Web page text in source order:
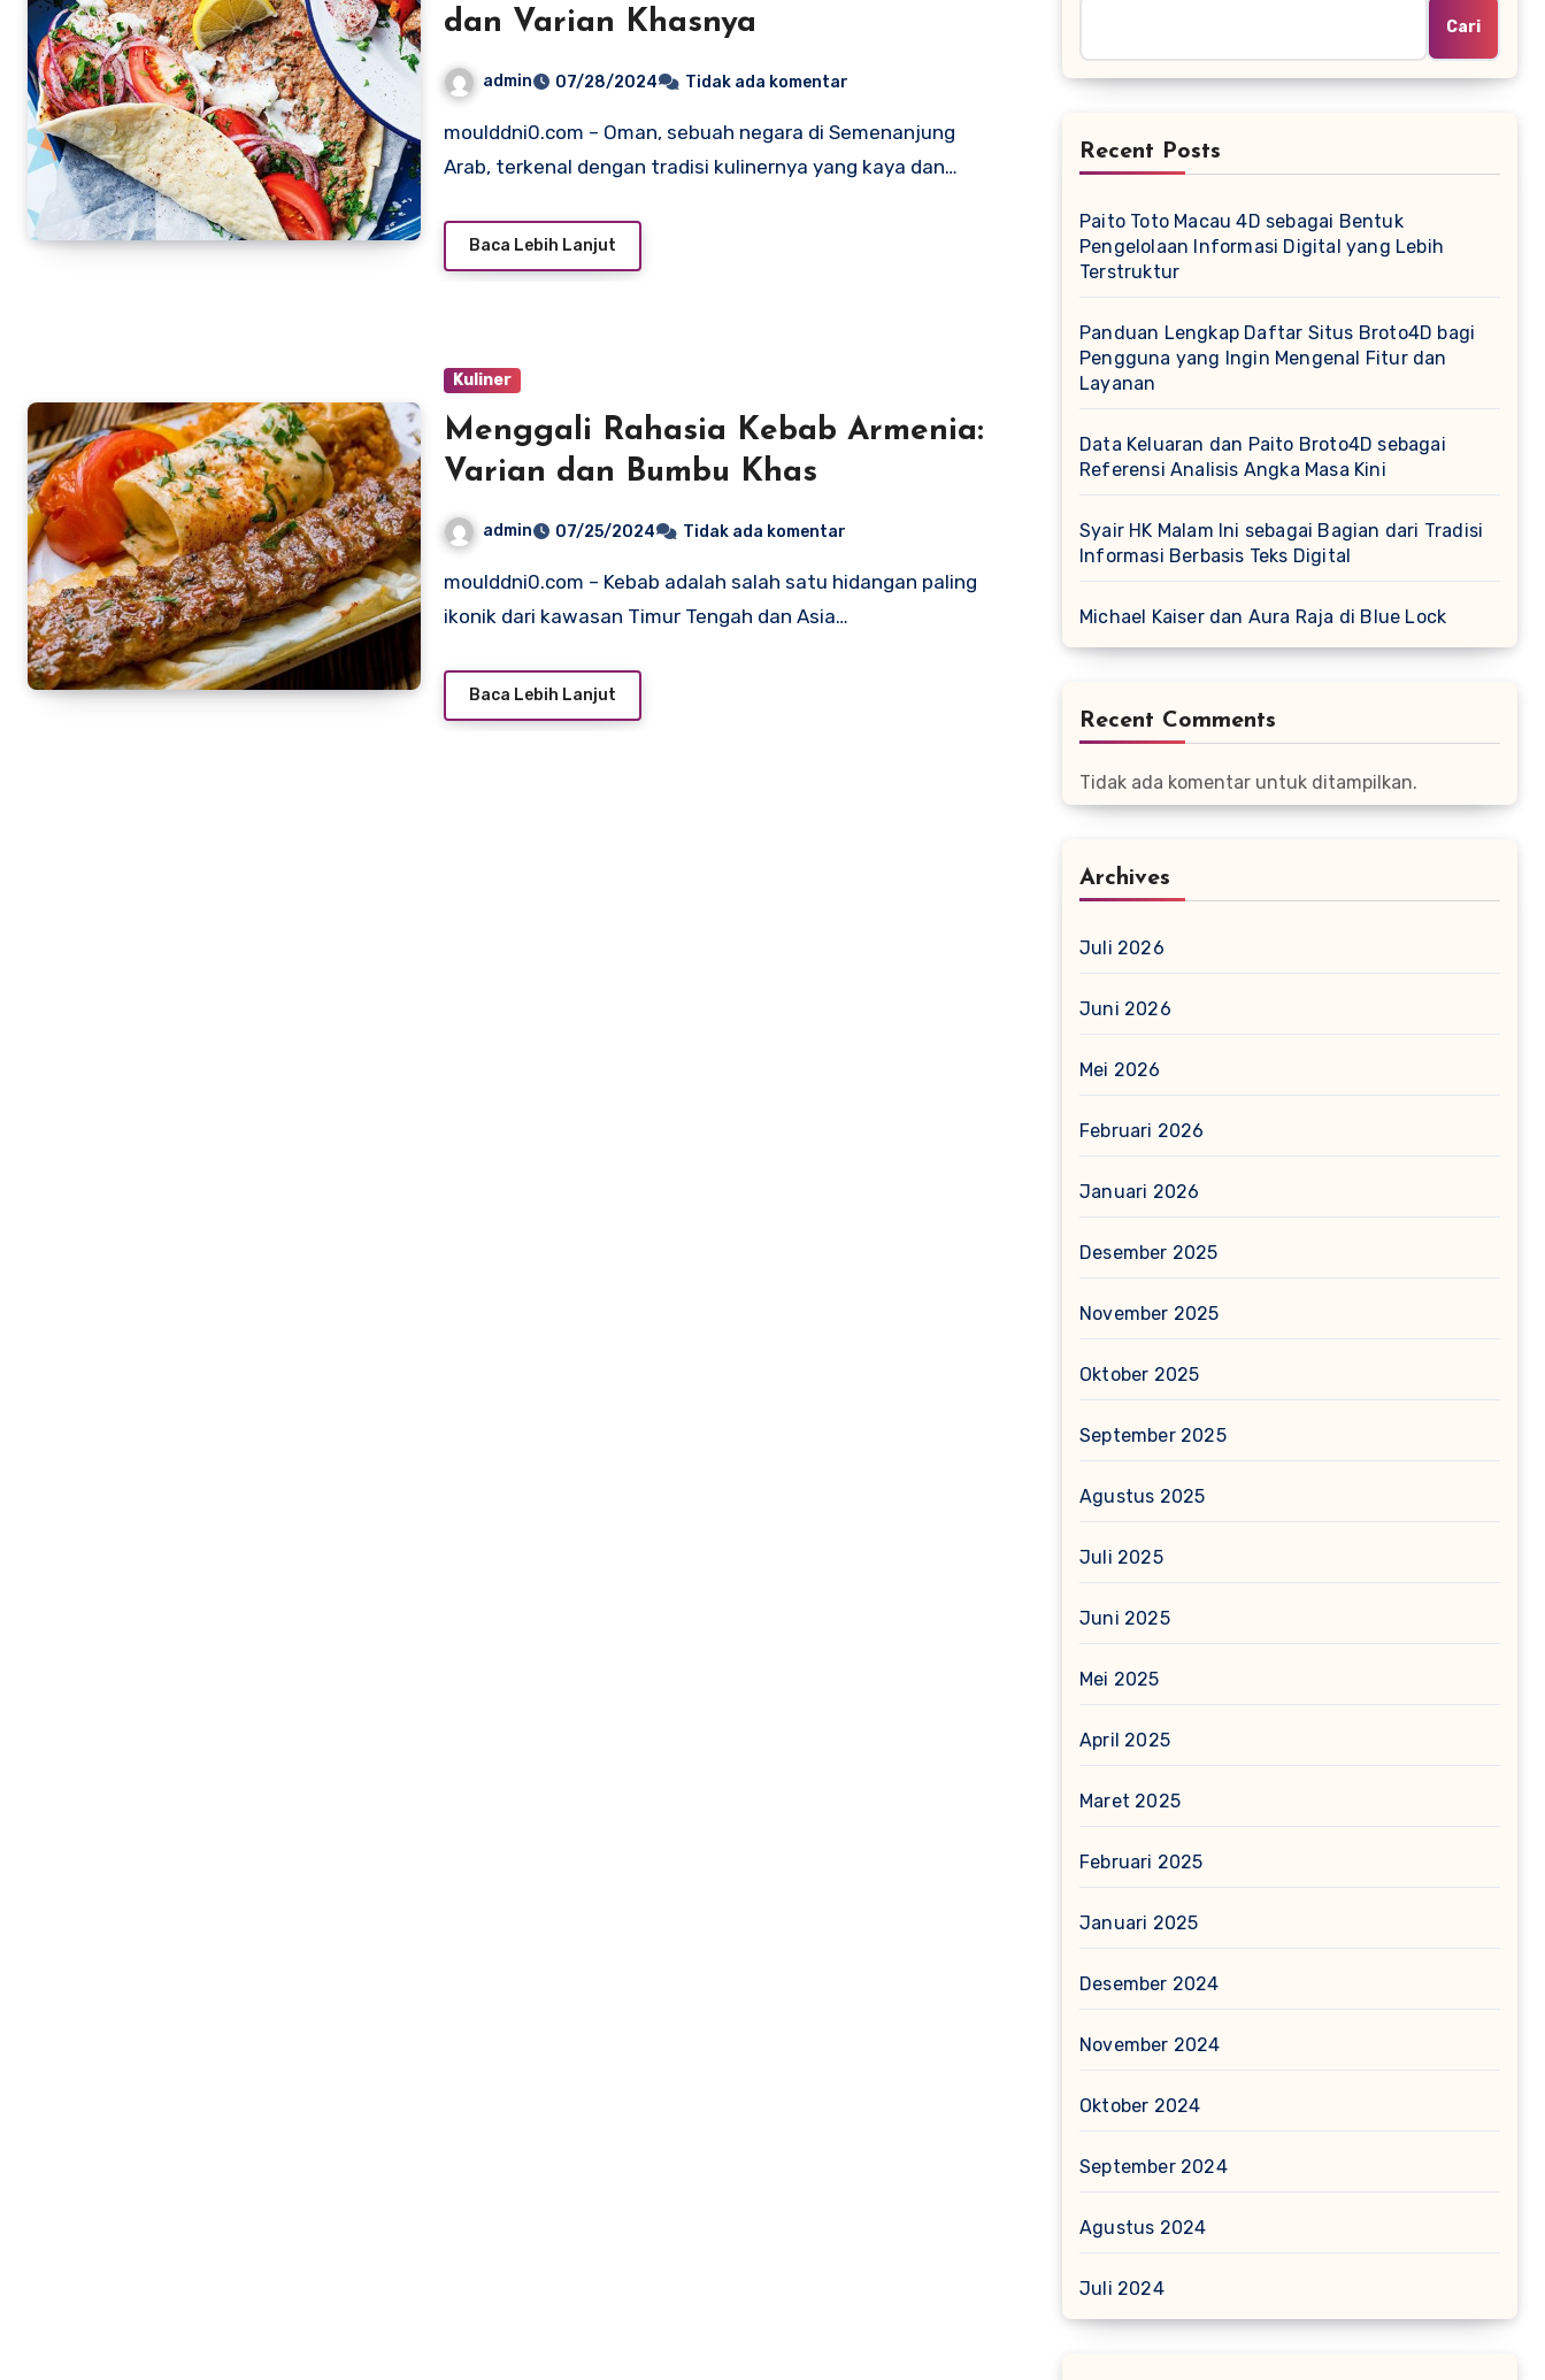
dan Varian Khasnya
admin 07/28/2024 Tidak ada komentar
moulddni0.com – Oman, sebuah negara di Semenanjung
Arab, terkenal dengan tradisi kulinernya yang kaya dan…
Baca Lebih Lanjut
Kuliner
Menggali Rahasia Kebab Armenia:
Varian dan Bumbu Khas
admin 07/25/2024 Tidak ada komentar
moulddni0.com – Kebab adalah salah satu hidangan paling
ikonik dari kawasan Timur Tengah dan Asia…
Baca Lebih Lanjut
Cari
Recent Posts
Paito Toto Macau 4D sebagai Bentuk
Pengelolaan Informasi Digital yang Lebih
Terstruktur
Panduan Lengkap Daftar Situs Broto4D bagi
Pengguna yang Ingin Mengenal Fitur dan
Layanan
Data Keluaran dan Paito Broto4D sebagai
Referensi Analisis Angka Masa Kini
Syair HK Malam Ini sebagai Bagian dari Tradisi
Informasi Berbasis Teks Digital
Michael Kaiser dan Aura Raja di Blue Lock
Recent Comments
Tidak ada komentar untuk ditampilkan.
Archives
Juli 2026
Juni 2026
Mei 2026
Februari 2026
Januari 2026
Desember 2025
November 2025
Oktober 2025
September 2025
Agustus 2025
Juli 2025
Juni 2025
Mei 2025
April 2025
Maret 2025
Februari 2025
Januari 2025
Desember 2024
November 2024
Oktober 2024
September 2024
Agustus 2024
Juli 2024